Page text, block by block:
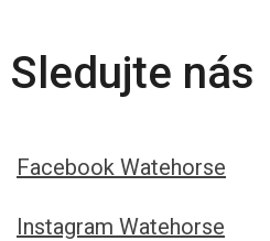
Sledujte nás
Facebook Watehorse
Instagram Watehorse